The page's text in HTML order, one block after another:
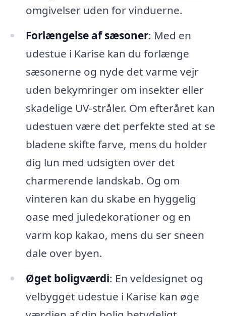
omgivelser uden for vinduerne.
Forlængelse af sæsoner: Med en
udestue i Karise kan du forlænge
sæsonerne og nyde det varme vejr
uden bekymringer om insekter eller
skadelige UV-stråler. Om efteråret kan
udestuen være det perfekte sted at se
bladene skifte farve, mens du holder
dig lun med udsigten over det
charmerende landskab. Og om
vinteren kan du skabe en hyggelig
oase med juledekorationer og en
varm kop kakao, mens du ser sneen
dale over byen.
Øget boligværdi: En veldesignet og
velbygget udestue i Karise kan øge